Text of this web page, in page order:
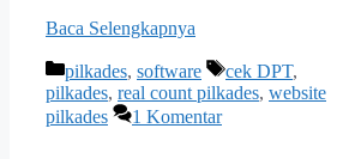
Baca Selengkapnya
Kategori
pilkades, software Tag
cek DPT,
pilkades, real count pilkades, website
pilkades
1 Komentar